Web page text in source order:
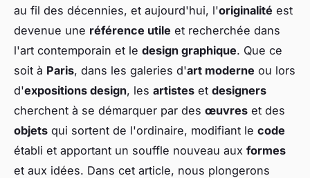
au fil des décennies, et aujourd'hui, l'originalité est
devenue une référence utile et recherchée dans
l'art contemporain et le design graphique. Que ce
soit à Paris, dans les galeries d'art moderne ou lors
d'expositions design, les artistes et designers
cherchent à se démarquer par des œuvres et des
objets qui sortent de l'ordinaire, modifiant le code
établi et apportant un souffle nouveau aux formes
et aux idées. Dans cet article, nous plongerons